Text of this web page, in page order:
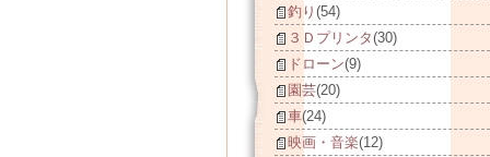
釣り (54)
３Ｄプリンタ(30)
ドローン(9)
園芸(20)
車(24)
映画・音楽(12)